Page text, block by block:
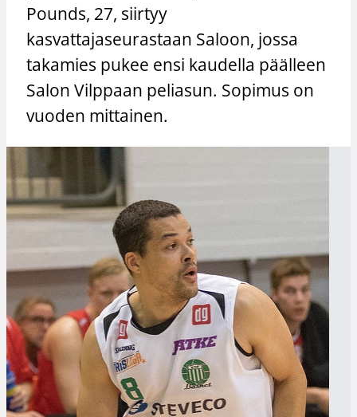
Pounds, 27, siirtyy
kasvattajaseurastaan Saloon, jossa
takamies pukee ensi kaudella päälleen
Salon Vilppaan peliasun. Sopimus on
vuoden mittainen.